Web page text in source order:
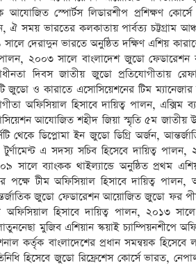
আযোজিত স্পোর্টস লিডারশীপ প্রশিক্ষণ
ঐ সময় ভারতের কলকাতায় পার্বত্য চট্টগ্রাম
দেরাদুন ভারতে অনুষ্ঠিত দক্ষিণ এশিয়
পালন, ২০০৩ সালে বাংলাদেশ জুডো
দিবস জাতীয় জুডো প্রতিযোগীতায়
জুডো ও কারাতে এসোসিয়েশনের টিম ম্যানেজার
অফিসিয়াল হিসাবে দায়িত্ব পালন, এক্সিম
আযোজিত শহীদ জিয়া স্মৃতি ৫ম জাতীয়
থেকে ডিপ্লোমা ইন জুডো ডিগ্রি অর্জন,
এ সদস্য সচিব হিসেবে দায়িত্ব
সালে ব্যাংকক থাইল্যান্ডে অনুষ্ঠিত প্রথম
পক্ষে টীম অফিসিয়াল হিসাবে দায়িত্ব পালন,
জুডো ফেডারেশন আয়োজিত জুডো ফর
হিসাবে দায়িত্ব পালন, ২০১৩
মুজিব এশিয়ান স্কয়াই চ্যাম্পিয়নশীপে
কর্তৃক বাংলাদেশের প্রধান সমন্বয়ক
হিসেবে জুডো রিফ্রেশেস কোর্সে ভারত,